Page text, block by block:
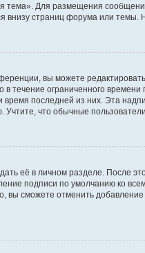
Для размещения
внизу страниц форума или
вы можете
в течение ограниченного
время последней из них. Эта
что обычные
её в личном разделе. После
подписи по умолчанию ко
вы сможете отменить